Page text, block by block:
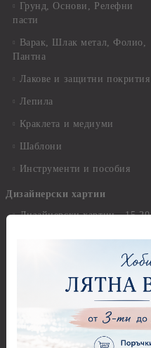
Грунд, Основи, Релефни
пасти
Варак, Шлак метал, Фолио,
Пантна
Лакове и защитни покрития
Лепила
Краклета и медиуми
Шаблони
Инструменти и пособия
Дизайнерски хартии
Дизайнерски хартии - 15.20
Дизайнерски хартии - 20.30
Дизайнерски хартии - 30.50
Дизайнерски хартии - 21,00
х 29,70 см